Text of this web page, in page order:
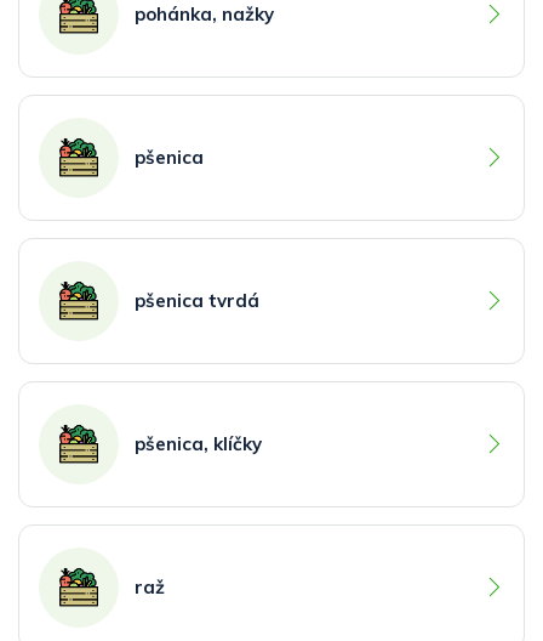
pohánka, nažky
pšenica
pšenica tvrdá
pšenica, klíčky
raž